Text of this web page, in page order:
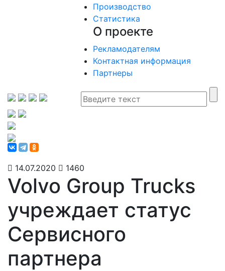
Производство
Статистика
О проекте
Рекламодателям
Контактная информация
Партнеры
14.07.2020 1460
Volvo Group Trucks
учреждает статус
Сервисного
партнера